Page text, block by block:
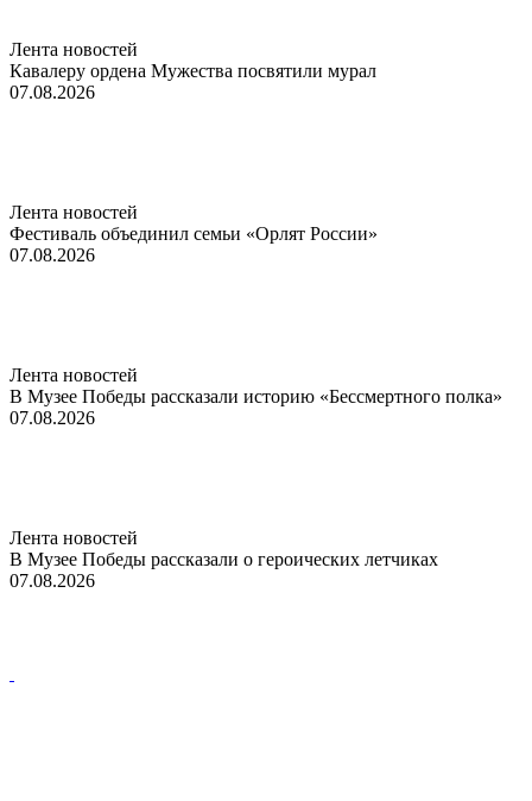
Лента новостей
Кавалеру ордена Мужества посвятили мурал
07.08.2026
Лента новостей
Фестиваль объединил семьи «Орлят России»
07.08.2026
Лента новостей
В Музее Победы рассказали историю «Бессмертного полка»
07.08.2026
Лента новостей
В Музее Победы рассказали о героических летчиках
07.08.2026